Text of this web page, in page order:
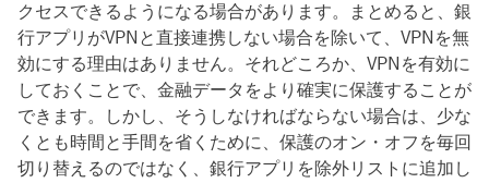
クセスできるようになる場合があります。まとめると、銀
行アプリがVPNと直接連携しない場合を除いて、VPNを無
効にする理由はありません。それどころか、VPNを有効に
しておくことで、金融データをより確実に保護することが
できます。しかし、そうしなければならない場合は、少な
くとも時間と手間を省くために、保護のオン・オフを毎回
切り替えるのではなく、銀行アプリを除外リストに追加し